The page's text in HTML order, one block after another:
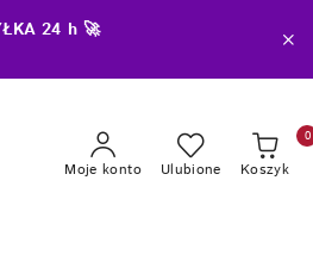
24 h 🚀
Moje konto Ulubione Koszyk
0